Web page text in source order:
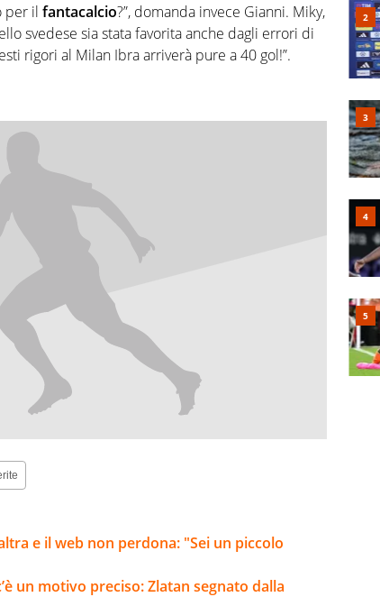
per il fantacalcio?”, domanda invece Gianni. Miky,
svedese sia stata favorita anche dagli errori di
rigori al Milan Ibra arriverà pure a 40 gol!”.
e il web non perdona: "Sei un piccolo
un motivo preciso: Zlatan segnato dalla